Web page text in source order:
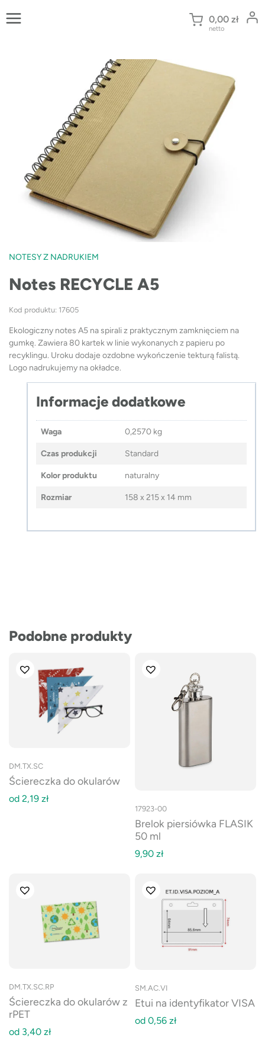
do
0,00 zł
netto
NOTESY Z NADRUKIEM
Notes RECYCLE A5
Kod produktu: 17605
Ekologiczny notes A5 na spirali z praktycznym zamknięciem na
gumkę. Zawiera 80 kartek w linie wykonanych z papieru po
recyklingu. Uroku dodaje ozdobne wykończenie tekturą falistą.
Logo nadrukujemy na okładce.
Informacje dodatkowe
Waga 0,2570 kg
Czas produkcji Standard
Kolor produktu naturalny
Rozmiar 158 x 215 x 14 mm
Podobne produkty
DM.TX.SC
Ściereczka do okularów
od 2,19 zł
17923-00
Brelok piersiówka FLASIK
50 ml
9,90 zł
DM.TX.SC.RP
Ściereczka do okularów z
rPET
od 3,40 zł
SM.AC.VI
Etui na identyfikator VISA
od 0,56 zł